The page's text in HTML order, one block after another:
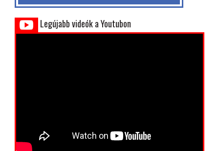
Legújabb videók a Youtubon